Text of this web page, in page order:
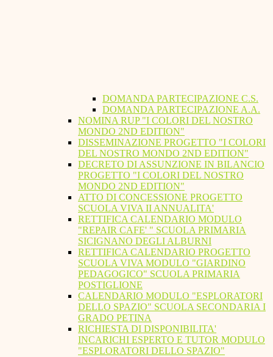
DOMANDA PARTECIPAZIONE C.S.
DOMANDA PARTECIPAZIONE A.A.
NOMINA RUP "I COLORI DEL NOSTRO
MONDO 2ND EDITION"
DISSEMINAZIONE PROGETTO "I COLORI
DEL NOSTRO MONDO 2ND EDITION"
DECRETO DI ASSUNZIONE IN BILANCIO
PROGETTO "I COLORI DEL NOSTRO
MONDO 2ND EDITION"
ATTO DI CONCESSIONE PROGETTO
SCUOLA VIVA II ANNUALITA'
RETTIFICA CALENDARIO MODULO
"REPAIR CAFE' " SCUOLA PRIMARIA
SICIGNANO DEGLI ALBURNI
RETTIFICA CALENDARIO PROGETTO
SCUOLA VIVA MODULO "GIARDINO
PEDAGOGICO" SCUOLA PRIMARIA
POSTIGLIONE
CALENDARIO MODULO "ESPLORATORI
DELLO SPAZIO" SCUOLA SECONDARIA I
GRADO PETINA
RICHIESTA DI DISPONIBILITA'
INCARICHI ESPERTO E TUTOR MODULO
"ESPLORATORI DELLO SPAZIO"